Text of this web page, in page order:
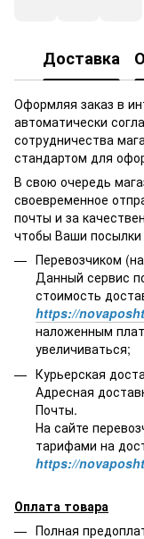
Доставка
Оформляя заказ в
автоматически
сотрудничества
стандартом для
В свою очередь
своевременное
почты и за
чтобы Ваши
Перевозчиком
Данный сервис
стоимость
https://
наложенным
увеличиваться;
Курьерская
Адресная
Почты.
На сайте
тарифами на
https://
Оплата товара
Полная